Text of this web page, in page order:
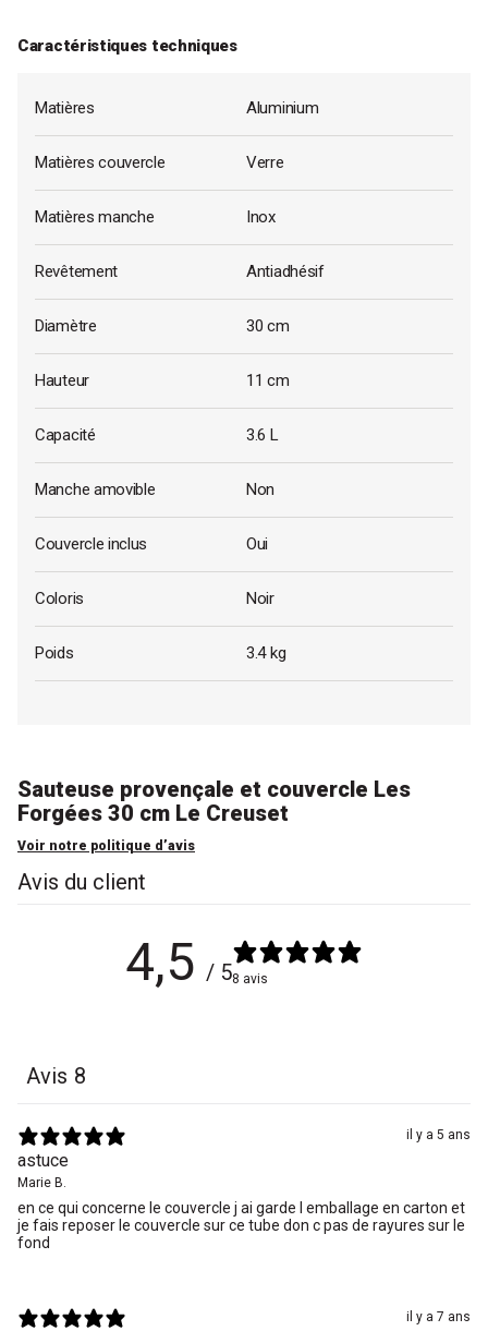
Caractéristiques techniques
Matières Aluminium
Matières couvercle Verre
Matières manche Inox
Revêtement Antiadhésif
Diamètre 30 cm
Hauteur 11 cm
Capacité 3.6 L
Manche amovible Non
Couvercle inclus Oui
Coloris Noir
Poids 3.4 kg
Sauteuse provençale et couvercle Les
Forgées 30 cm Le Creuset
Voir notre politique d’avis
Avis du client
4,5 / 58 avis
Avis 8
il y a 5 ans
astuce
Marie B.
en ce qui concerne le couvercle j ai garde l emballage en carton et
je fais reposer le couvercle sur ce tube don c pas de rayures sur le
fond
il y a 7 ans